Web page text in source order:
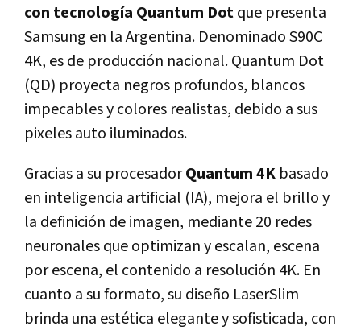
con tecnología Quantum Dotque presenta
Samsung en la Argentina. Denominado S90C
4K, es de producción nacional. Quantum Dot
(QD) proyecta negros profundos, blancos
impecables y colores realistas, debido a sus
pixeles auto iluminados.
Gracias a su procesadorQuantum 4K basado
en inteligencia artificial (IA), mejora el brillo y
la definición de imagen, mediante 20 redes
neuronales que optimizan y escalan, escena
por escena, el contenido a resolución 4K. En
cuanto a su formato, su diseño LaserSlim
brinda una estética elegante y sofisticada, con